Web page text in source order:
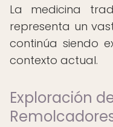
La medicina
representa un
continúa siendo
contexto actual.
Exploración